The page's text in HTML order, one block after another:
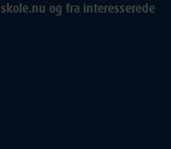
og fra interesserede